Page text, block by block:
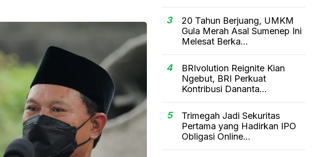
3
20 Tahun Berjuang, UMKM
Gula Merah Asal Sumenep Ini
Melesat Berka...
4
BRIvolution Reignite Kian
Ngebut, BRI Perkuat
Kontribusi Dananta...
5
Trimegah Jadi Sekuritas
Pertama yang Hadirkan IPO
Obligasi Online...